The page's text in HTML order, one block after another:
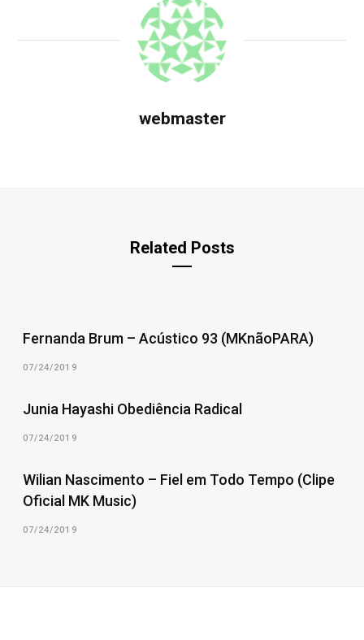
webmaster
Related Posts
Fernanda Brum – Acústico 93 (MKnãoPARA)
07/24/2019
Junia Hayashi Obediência Radical
07/24/2019
Wilian Nascimento – Fiel em Todo Tempo (Clipe
Oficial MK Music)
07/24/2019